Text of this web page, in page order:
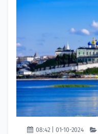
08:42 | 01-10-2024